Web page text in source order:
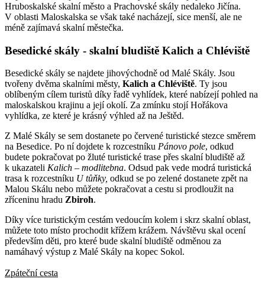
Hruboskalské skalní město a Prachovské skály nedaleko Jičína.
V oblasti Maloskalska se však také nacházejí, sice menší, ale ne
méně zajímavá skalní městečka.
Besedické skály - skalní bludiště Kalich a Chléviště
Besedické skály se najdete jihovýchodně od Malé Skály. Jsou
tvořeny dvěma skalními městy, Kalich a Chléviště. Ty jsou
oblíbeným cílem turistů díky řadě vyhlídek, které nabízejí pohled na
maloskalskou krajinu a její okolí. Za zmínku stojí Hořákova
vyhlídka, ze které je krásný výhled až na Ještěd.
Z Malé Skály se sem dostanete po červené turistické stezce směrem
na Besedice. Po ní dojdete k rozcestníku Pánovo pole, odkud
budete pokračovat po žluté turistické trase přes skalní bludiště až
k ukazateli Kalich – modlitebna. Odsud pak vede modrá turistická
trasa k rozcestníku U tůňky, odkud se po zelené dostanete zpět na
Malou Skálu nebo můžete pokračovat a cestu si prodloužit na
zříceninu hradu Zbiroh.
Díky více turistickým cestám vedoucím kolem i skrz skalní oblast,
můžete toto místo prochodit křížem krážem. Návštěvu skal ocení
především děti, pro které bude skalní bludiště odměnou za
namáhavý výstup z Malé Skály na kopec Sokol.
Zpáteční cesta